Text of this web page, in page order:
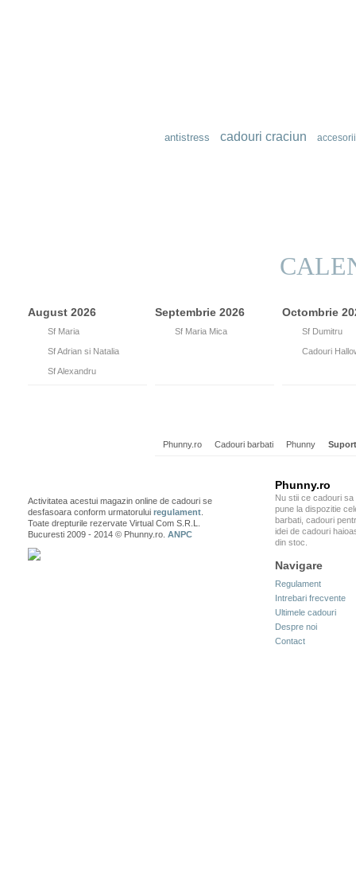
antistress cadouri craciun
August 2026
Sf Maria
Sf Adrian si Natalia
Sf Alexandru
Septembrie 2026
Sf Maria Mica
Octombrie
Sf Dumitru
Cadouri
Phunny.ro Cadouri barbati Phunny
Activitatea acestui magazin online de cadouri se
desfasoara conform urmatorului regulament
Toate drepturile rezervate Virtual Com S.R.L.
Bucuresti 2009 - 2014 © Phunny.ro. ANPC
Phunny.ro
Nu stii ce cadouri sa
pune la dispozitie
barbati, cadouri
idei de cadouri
din stoc.
Navigare
Regulament
Intrebari frecvente
Ultimele cadouri
Despre noi
Contact